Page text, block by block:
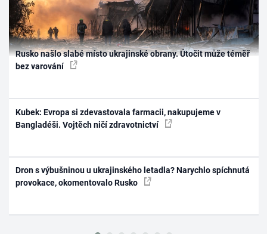
Rusko našlo slabé místo ukrajinské obrany. Útočit může téměř
bez varování
Kubek: Evropa si zdevastovala farmacii, nakupujeme v
Bangladéši. Vojtěch ničí zdravotnictví
Dron s výbušninou u ukrajinského letadla? Narychlo spíchnutá
provokace, okomentovalo Rusko